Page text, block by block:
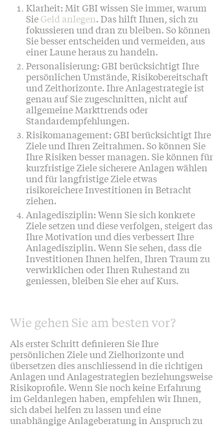
Klarheit: Mit GBI wissen Sie immer, warum
SieGeld anlegen. Das hilft Ihnen, sich zu
fokussieren und dran zu bleiben. So können
Sie besser entscheiden und vermeiden, aus
einer Laune heraus zu handeln.
Personalisierung: GBI berücksichtigt Ihre
persönlichen Umstände, Risikobereitschaft
und Zeithorizonte. Ihre Anlagestrategie ist
genau auf Sie zugeschnitten, nicht auf
allgemeine Markttrends oder
Standardempfehlungen.
Risikomanagement: GBI berücksichtigt Ihre
Ziele und Ihren Zeitrahmen. So können Sie
Ihre Risiken besser managen. Sie können für
kurzfristige Ziele sicherere Anlagen wählen
und für langfristige Ziele etwas
risikoreichere Investitionen in Betracht
ziehen.
Anlagedisziplin: Wenn Sie sich konkrete
Ziele setzen und diese verfolgen, steigert das
Ihre Motivation und dies verbessert Ihre
Anlagedisziplin. Wenn Sie sehen, dass die
Investitionen Ihnen helfen, Ihren Traum zu
verwirklichen oder Ihren Ruhestand zu
geniessen, bleiben Sie eher auf Kurs.
Wie gehen Sie am besten vor?
Als erster Schritt definieren Sie Ihre
persönlichen Ziele und Zielhorizonte und
übersetzen dies anschliessend in die richtigen
Anlagen und Anlagestrategien beziehungsweise
Risikoprofile. Wenn Sie noch keine Erfahrung
im Geldanlegen haben, empfehlen wir Ihnen,
sich dabei helfen zu lassen und eine
unabhängige Anlageberatung in Anspruch zu